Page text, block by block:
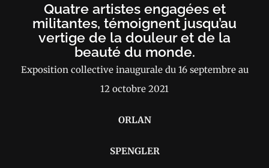
Quatre artistes engagées et
militantes, témoignent jusqu’au
vertige de la douleur et de la
beauté du monde.
Exposition collective inaugurale du 16 septembre au
12 octobre 2021
ORLAN
SPENGLER